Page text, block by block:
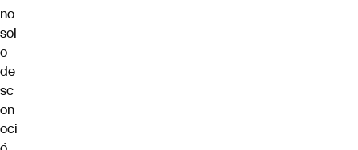
no
sol
o
de
sc
on
oci